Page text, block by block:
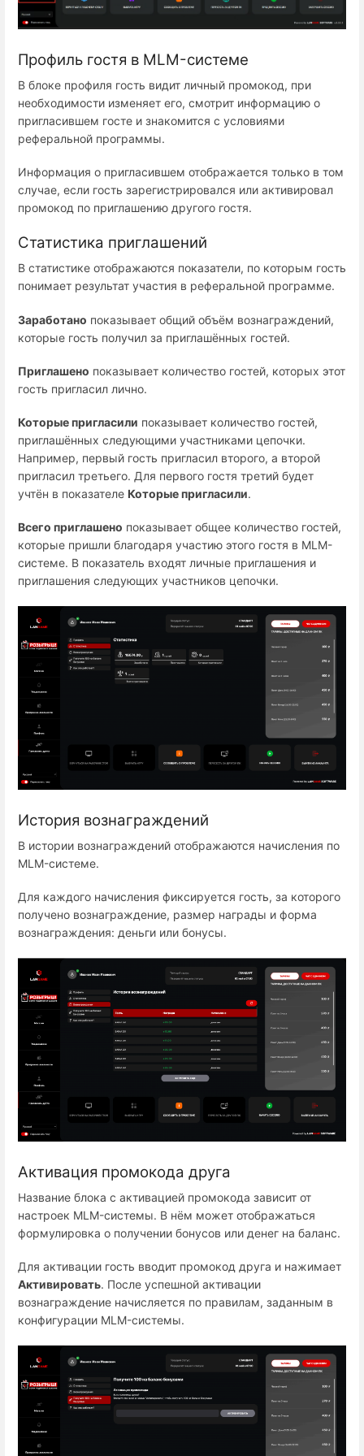
Профиль гостя в MLM-системе
В блоке профиля гость видит личный промокод, при
необходимости изменяет его, смотрит информацию о
пригласившем госте и знакомится с условиями
реферальной программы.
Информация о пригласившем отображается только в том
случае, если гость зарегистрировался или активировал
промокод по приглашению другого гостя.
Статистика приглашений
В статистике отображаются показатели, по которым гость
понимает результат участия в реферальной программе.
Заработано показывает общий объём вознаграждений,
которые гость получил за приглашённых гостей.
Приглашено показывает количество гостей, которых этот
гость пригласил лично.
Которые пригласили показывает количество гостей,
приглашённых следующими участниками цепочки.
Например, первый гость пригласил второго, а второй
пригласил третьего. Для первого гостя третий будет
учтён в показателе Которые пригласили.
Всего приглашено показывает общее количество гостей,
которые пришли благодаря участию этого гостя в MLM-
системе. В показатель входят личные приглашения и
приглашения следующих участников цепочки.
История вознаграждений
В истории вознаграждений отображаются начисления по
MLM-системе.
Для каждого начисления фиксируется гость, за которого
получено вознаграждение, размер награды и форма
вознаграждения: деньги или бонусы.
Активация промокода друга
Название блока с активацией промокода зависит от
настроек MLM-системы. В нём может отображаться
формулировка о получении бонусов или денег на баланс.
Для активации гость вводит промокод друга и нажимает
Активировать. После успешной активации
вознаграждение начисляется по правилам, заданным в
конфигурации MLM-системы.